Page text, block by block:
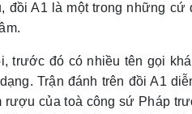
A1 là một trong những cứ
trước đó có nhiều tên gọi
Trận đánh trên đồi A1
rượu của toà công sứ Pháp